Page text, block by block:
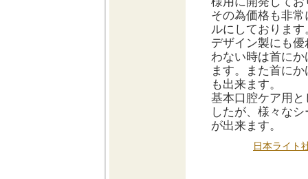
その為価格も非
ルにしております
デザイン製にも
わない時は首に
ます。また首に
も出来ます。
基本口腔ケア用
したが、様々な
が出来ます。
日本ライト